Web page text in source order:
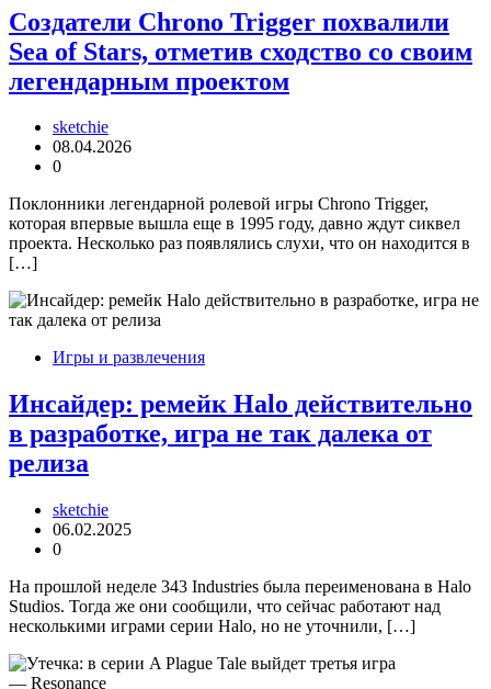
Создатели Chrono Trigger похвалили
Sea of Stars, отметив сходство со своим
легендарным проектом
sketchie
08.04.2026
0
Поклонники легендарной ролевой игры Chrono Trigger,
которая впервые вышла еще в 1995 году, давно ждут сиквел
проекта. Несколько раз появлялись слухи, что он находится в
[…]
Игры и развлечения
Инсайдер: ремейк Halo действительно
в разработке, игра не так далека от
релиза
sketchie
06.02.2025
0
На прошлой неделе 343 Industries была переименована в Halo
Studios. Тогда же они сообщили, что сейчас работают над
несколькими играми серии Halo, но не уточнили, […]